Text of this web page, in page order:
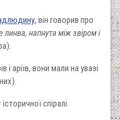
, він говорив про
напнута між звіром і
аріїв, вони мали на увазі
спіралі.